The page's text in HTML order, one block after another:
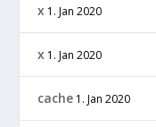
x 1. Jan 2020
x 1. Jan 2020
cache 1. Jan 2020